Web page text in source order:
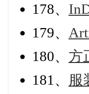
178、
179、
180、 方
181、
服